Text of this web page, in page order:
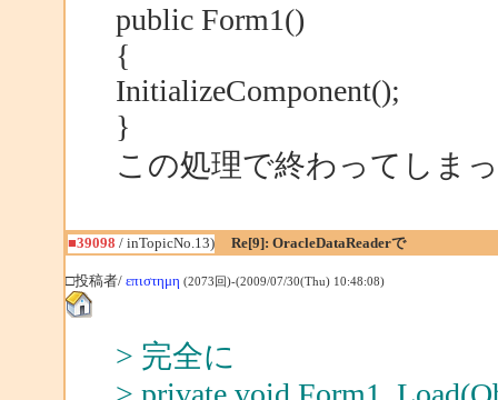
public Form1()
{
InitializeComponent();
}
この処理で終わってしま
■39098 / inTopicNo.13) Re[9]: OracleDataReaderで
□投稿者/ επιστημη (2073回)-(2009/07/30(Thu) 10:48:08)
> 完全に